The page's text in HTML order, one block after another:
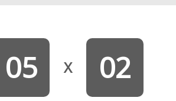
05 X 02